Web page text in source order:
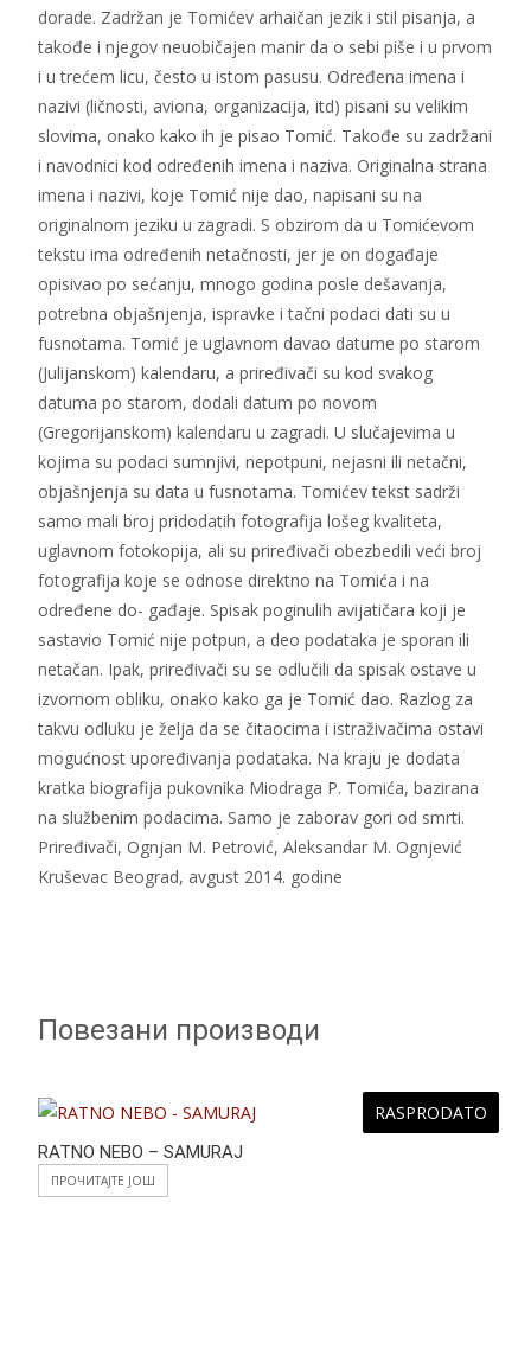
dorade. Zadržan je Tomićev arhaičan jezik i stil pisanja, a
takođe i njegov neuobičajen manir da o sebi piše i u prvom
i u trećem licu, često u istom pasusu. Određena imena i
nazivi (ličnosti, aviona, organizacija, itd) pisani su velikim
slovima, onako kako ih je pisao Tomić. Takođe su zadržani
i navodnici kod određenih imena i naziva. Originalna strana
imena i nazivi, koje Tomić nije dao, napisani su na
originalnom jeziku u zagradi. S obzirom da u Tomićevom
tekstu ima određenih netačnosti, jer je on događaje
opisivao po sećanju, mnogo godina posle dešavanja,
potrebna objašnjenja, ispravke i tačni podaci dati su u
fusnotama. Tomić je uglavnom davao datume po starom
(Julijanskom) kalendaru, a priređivači su kod svakog
datuma po starom, dodali datum po novom
(Gregorijanskom) kalendaru u zagradi. U slučajevima u
kojima su podaci sumnjivi, nepotpuni, nejasni ili netačni,
objašnjenja su data u fusnotama. Tomićev tekst sadrži
samo mali broj pridodatih fotografija lošeg kvaliteta,
uglavnom fotokopija, ali su priređivači obezbedili veći broj
fotografija koje se odnose direktno na Tomića i na
određene do- gađaje. Spisak poginulih avijatičara koji je
sastavio Tomić nije potpun, a deo podataka je sporan ili
netačan. Ipak, priređivači su se odlučili da spisak ostave u
izvornom obliku, onako kako ga je Tomić dao. Razlog za
takvu odluku je želja da se čitaocima i istraživačima ostavi
mogućnost upoređivanja podataka. Na kraju je dodata
kratka biografija pukovnika Miodraga P. Tomića, bazirana
na službenim podacima. Samo je zaborav gori od smrti.
Priređivači, Ognjan M. Petrović, Aleksandar M. Ognjević
Kruševac Beograd, avgust 2014. godine
Повезани производи
RASPRODATO
RATNO NEBO – SAMURAJ
ПРОЧИТАЈТЕ ЈОШ